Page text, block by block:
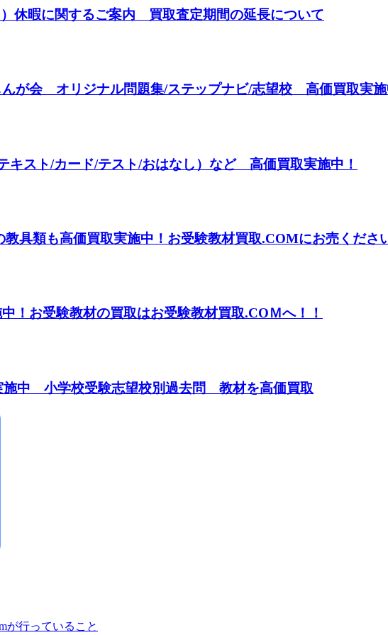
休暇に関するご案内 買取査定期間の延長について
が会 オリジナル問題集/ステップナビ/志望校 高価買取実施
スト/カード/テスト/おはなし）など 高価買取実施中！
具類も高価買取実施中！お受験教材買取.COMにお売くださ
！お受験教材の買取はお受験教材買取.COＭへ！！
施中 小学校受験志望校別過去問 教材を高価買取